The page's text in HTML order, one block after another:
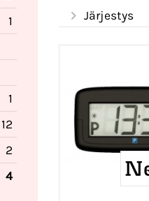
1
1
12
2
4
Järjestys